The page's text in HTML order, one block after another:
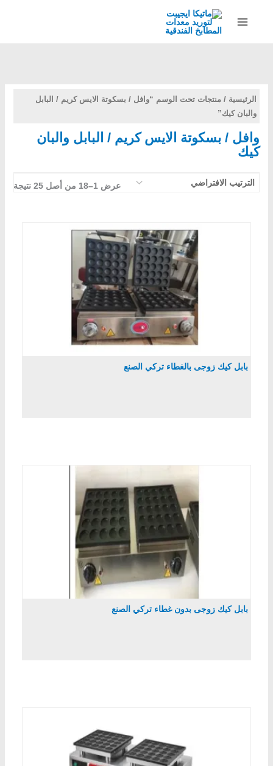
الرئيسية / منتجات تحت الوسم “وافل / بسكوتة الايس كريم / البابل
والبان كيك”
وافل / بسكوتة الايس كريم / البابل والبان
كيك
عرض 1–18 من أصل 25 نتيجة
بابل كيك زوجى بالغطاء تركي الصنع
بابل كيك زوجى بدون غطاء تركي الصنع